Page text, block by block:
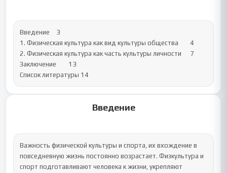
Введение	3
1. Физическая культура как вид культуры общества	4
2. Физическая культура как часть культуры личности	7
Заключение	13
Список литературы	14
Введение
Важность физической культуры и спорта, их вхождение в
повседневную жизнь постоянно возрастает. Физкультура и
спорт подготавливают человека к жизни, укрепляют